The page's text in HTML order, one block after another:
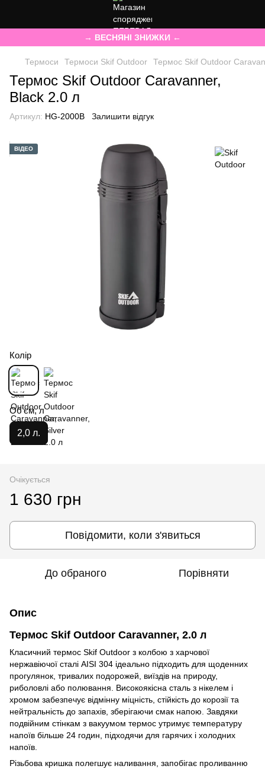
→ ВЕСНЯНІ ЗНИЖКИ ←
Термоси Термоси Skif Outdoor Термос Skif Outdoor
Термос Skif Outdoor Caravanner,
Black 2.0 л
Артикул: HG-2000B Залишити відгук
ВІДЕО
Колір
Об'єм, л
2,0 л.
Очікується
1 630 грн
Повідомити, коли з'явиться
До обраного Порівняти
Опис
Термос Skif Outdoor Caravanner, 2.0 л
Класичний термос Skif Outdoor з колбою з харчової
нержавіючої сталі AISI 304 ідеально підходить для щоденних
прогулянок, тривалих подорожей, виїздів на природу,
риболовлі або полювання. Високоякісна сталь з нікелем і
хромом забезпечує відмінну міцність, стійкість до корозії та
нейтральність до запахів, зберігаючи смак напою. Завдяки
подвійним стінкам з вакуумом термос утримує температуру
напоїв більше 24 годин, підходячи для гарячих і холодних
напоїв.
Різьбова кришка полегшує наливання, запобігає проливанню